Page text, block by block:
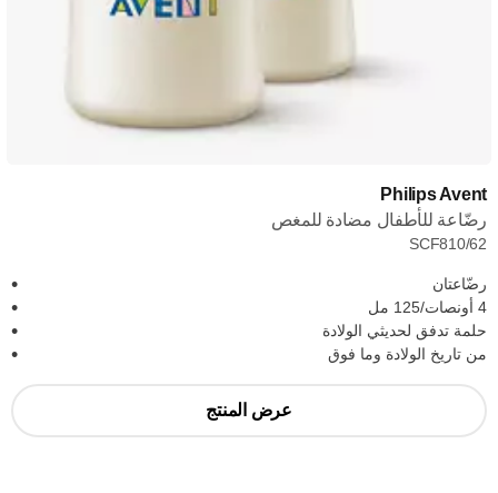
Philips Avent
رضّاعة للأطفال مضادة للمغص
SCF810/62
رضّاعتان
4 أونصات/125 مل
حلمة تدفق لحديثي الولادة
من تاريخ الولادة وما فوق
عرض المنتج